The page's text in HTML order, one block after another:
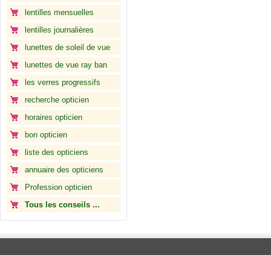
lentilles mensuelles
lentilles journalières
lunettes de soleil de vue
lunettes de vue ray ban
les verres progressifs
recherche opticien
horaires opticien
bon opticien
liste des opticiens
annuaire des opticiens
Profession opticien
Tous les conseils ...